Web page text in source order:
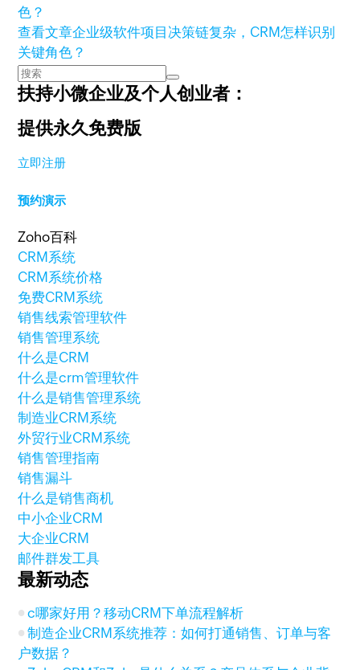
查看文章企业级软件项目决策链复杂，CRM怎样识别
关键角色？
扶持小微企业及个人创业者：
提供永久免费版
立即注册
预约演示
Zoho百科
CRM系统
CRM系统价格
免费CRM系统
销售线索管理软件
销售管理系统
什么是CRM
什么是crm管理软件
什么是销售管理系统
制造业CRM系统
外贸行业CRM系统
销售管理指南
销售漏斗
什么是销售商机
中小企业CRM
大企业CRM
邮件群发工具
最新动态
c哪家好用？移动CRM下单流程解析
制造企业CRM系统推荐：如何打通销售、订单与客
户数据？